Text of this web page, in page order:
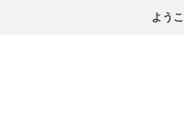
よう